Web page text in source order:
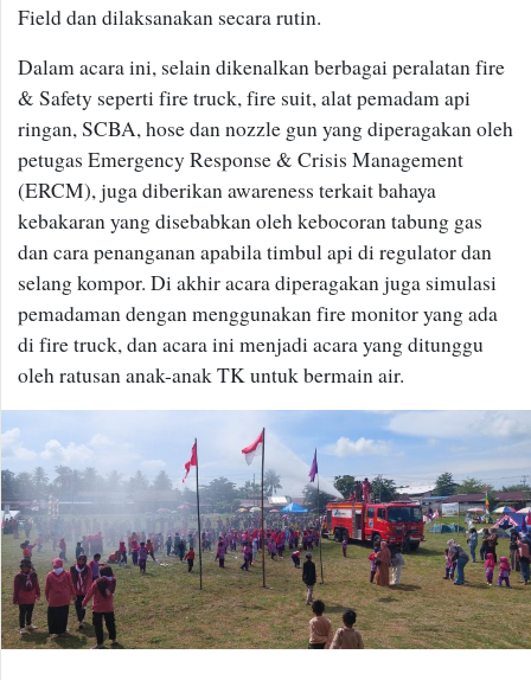
Field dan dilaksanakan secara rutin.
Dalam acara ini, selain dikenalkan berbagai peralatan fire
& Safety seperti fire truck, fire suit, alat pemadam api
ringan, SCBA, hose dan nozzle gun yang diperagakan oleh
petugas Emergency Response & Crisis Management
(ERCM), juga diberikan awareness terkait bahaya
kebakaran yang disebabkan oleh kebocoran tabung gas
dan cara penanganan apabila timbul api di regulator dan
selang kompor. Di akhir acara diperagakan juga simulasi
pemadaman dengan menggunakan fire monitor yang ada
di fire truck, dan acara ini menjadi acara yang ditunggu
oleh ratusan anak-anak TK untuk bermain air.